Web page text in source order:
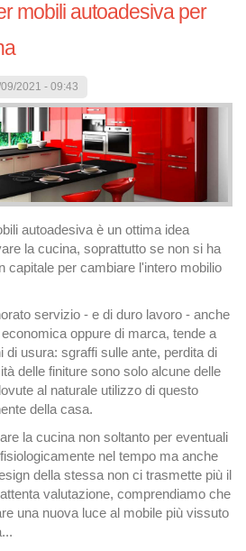
mobili autoadesiva per
2021 - 09:43
autoadesiva è un ottima idea
la cucina, soprattutto se non si ha
capitale per cambiare l'intero mobilio
servizio - e di duro lavoro - anche
oppure di marca, tende a
di usura: sgraffi sulle ante, perdita di
delle finiture sono solo alcune delle
al naturale utilizzo di questo
della casa.
la cucina non soltanto per eventuali
nel tempo ma anche
della stessa non ci trasmette più il
valutazione, comprendiamo che
una nuova luce al mobile più vissuto